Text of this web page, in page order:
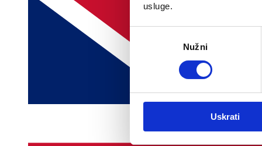
usluge.
Nužni
Uskrati